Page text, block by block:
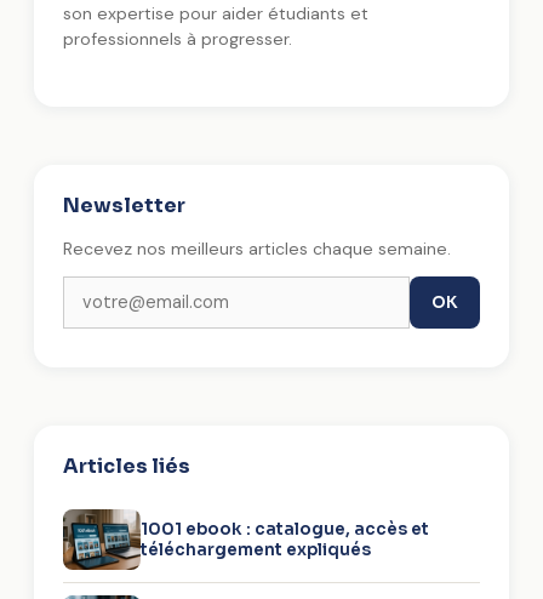
son expertise pour aider étudiants et
professionnels à progresser.
Newsletter
Recevez nos meilleurs articles chaque semaine.
OK
Articles liés
1001 ebook : catalogue, accès et
téléchargement expliqués